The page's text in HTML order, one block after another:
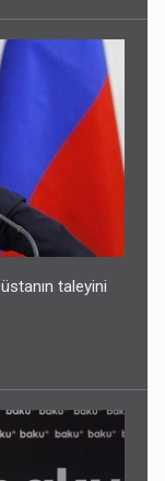
taleyini